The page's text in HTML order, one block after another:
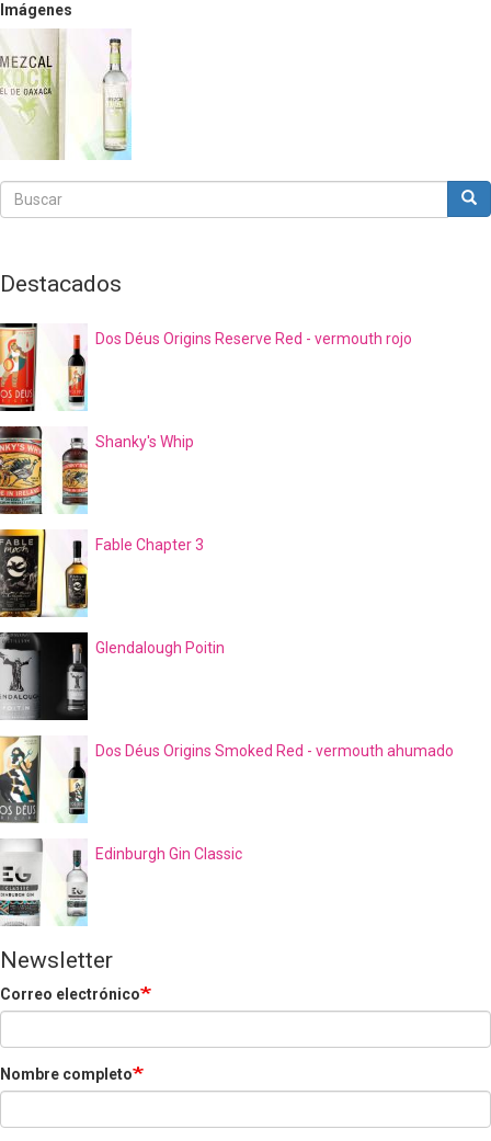
Imágenes
Buscar
Buscar
Destacados
Dos Déus Origins Reserve Red - vermouth rojo
Shanky's Whip
Fable Chapter 3
Glendalough Poitin
Dos Déus Origins Smoked Red - vermouth ahumado
Edinburgh Gin Classic
Newsletter
Correo electrónico
Nombre completo